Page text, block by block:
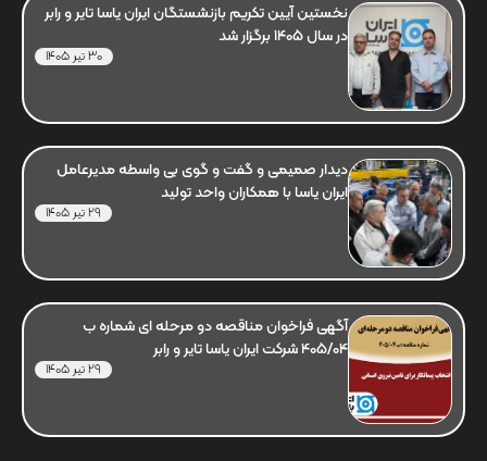
نخستین آیین تکریم بازنشستگان ایران یاسا تایر و رابر
در سال 1405 برگزار شد
30 تیر 1405
دیدار صمیمی و گفت و گوی بی واسطه مدیرعامل
ایران یاسا با همکاران واحد تولید
29 تیر 1405
آگهی فراخوان مناقصه دو مرحله ای شماره ب
405/04 شرکت ایران یاسا تایر و رابر
29 تیر 1405